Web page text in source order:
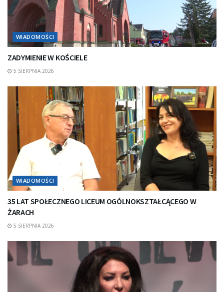
WIADOMOŚCI
ZADYMIENIE W KOŚCIELE
5 SIERPNIA 2026
WIADOMOŚCI
35 LAT SPOŁECZNEGO LICEUM OGÓLNOKSZTAŁCĄCEGO W
ŻARACH
5 SIERPNIA 2026